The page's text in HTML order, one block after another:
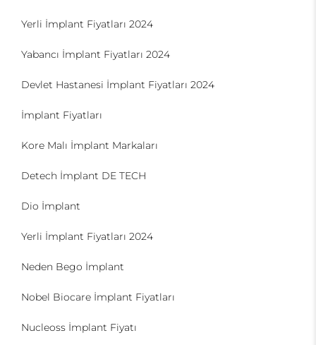
Yerli İmplant Fiyatları 2024
Yabancı İmplant Fiyatları 2024
Devlet Hastanesi İmplant Fiyatları 2024
İmplant Fiyatları
Kore Malı İmplant Markaları
Detech İmplant DE TECH
Dio İmplant
Yerli İmplant Fiyatları 2024
Neden Bego İmplant
Nobel Biocare İmplant Fiyatları
Nucleoss İmplant Fiyatı